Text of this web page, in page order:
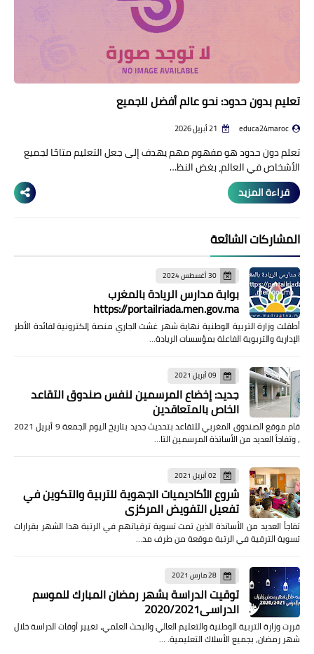
تعليم بدون حدود: نحو عالم أفضل للجميع
educa24maroc
تعلم دون حدود هو مفهوم مهم يهدف إلى جعل التعليم متاحًا لجميع
الأشخاص في العالم، بغض النظ…
قراءة المزيد
المشاركات الشائعة
30 أغسطس 2024
بوابة مدارس الريادة بالمغرب
https://portailriada.men.gov.ma
أطقلت وزارة التربية الوطنية نهاية شهر غشت الجاري منصة إلكترونية لفائدة الأطر
الإدارية والتربوية الفاعلة بمؤسسات الريادة…
09 أبريل 2021
جديد: إخضاع المرسمين لنفس صندوق التقاعد
الخاص بالمتعاقدين
قام موقع الصندوق المغربي للتقاعد بتحديث جديد بتاريخ اليوم الجمعة 9 أبريل 2021
، وتفاجأ العديد من الأساتذة المرسمين التا…
02 أبريل 2021
شروع الأكاديميات الجهوية للتربية والتكوين في
تفعيل التفويض المركزي
تفاجأ العديد من الأساتذة الذين تمت تسوية ترقياتهم في الرتبة هذا الشهر بقرارات
تسوية الترقية في الرتبة موقعة من طرف مد…
28 مارس 2021
توقيت الدراسة بشهر رمضان المبارك للموسم
الدراسي2020/2021
قررت وزارة التربية الوطنية والتعليم العالي والبحث العلمي، تغيير أوقات الدراسة خلال
شهر رمضان، بجميع الأسلاك التعليمية. …